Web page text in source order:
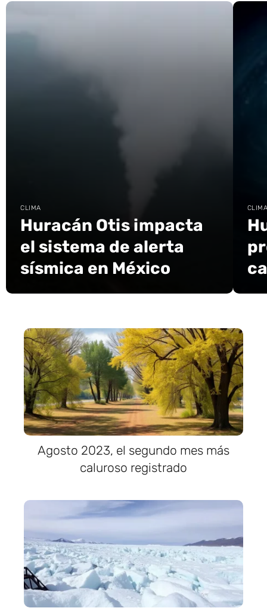
CLIMA
Huracán Otis impacta
el sistema de alerta
sísmica en México
Agosto 2023, el segundo mes más
caluroso registrado